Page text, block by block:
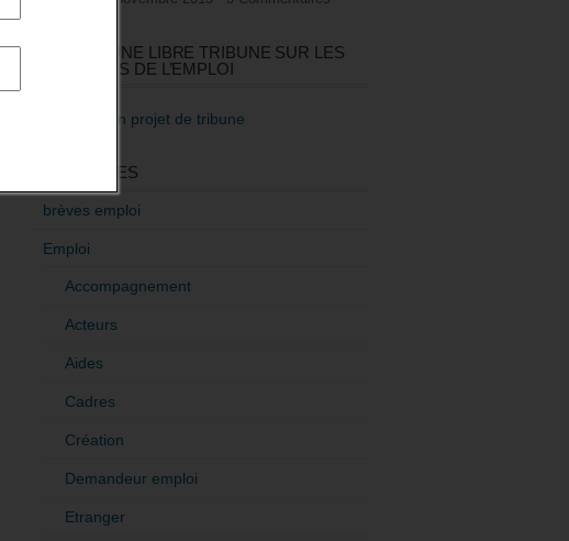
RÉDIGEZ UNE LIBRE TRIBUNE SUR LES
POLITIQUES DE L’EMPLOI
>Décrire mon projet de tribune
CATÉGORIES
brèves emploi
Emploi
Accompagnement
Acteurs
Aides
Cadres
Création
Demandeur emploi
Etranger